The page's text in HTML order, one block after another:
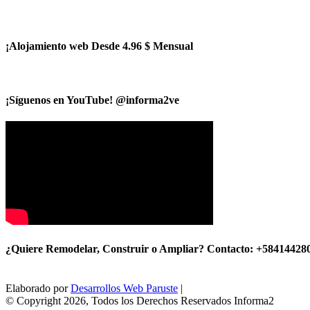
¡Alojamiento web Desde 4.96 $ Mensual
¡Síguenos en YouTube! @informa2ve
¿Quiere Remodelar, Construir o Ampliar? Contacto:
Elaborado porDesarrollos Web Paruste |
© Copyright 2026, Todos los Derechos Reservados Informa2